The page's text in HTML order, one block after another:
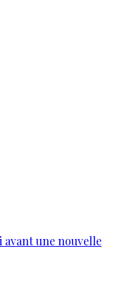
avant une nouvelle